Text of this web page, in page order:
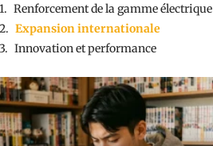
Renforcement de la gamme électrique
Expansion internationale
Innovation et performance